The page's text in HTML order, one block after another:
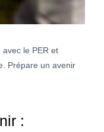
le PER et
Prépare un avenir
: